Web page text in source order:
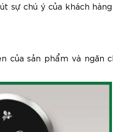
sự chú ý của khách
của sản phẩm và ngăn